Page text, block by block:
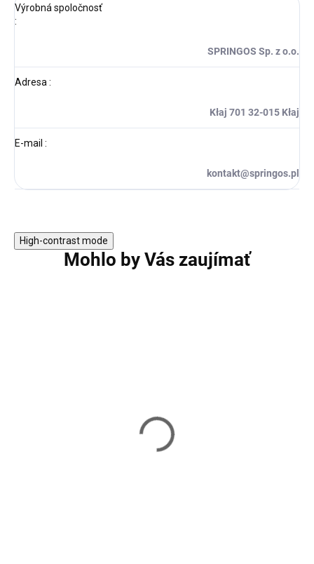
Výrobná spoločnosť
:
SPRINGOS Sp. z o.o.
Adresa :
Kłaj 701 32-015 Kłaj
E-mail :
kontakt@springos.pl
High-contrast mode
Mohlo by Vás zaujímať